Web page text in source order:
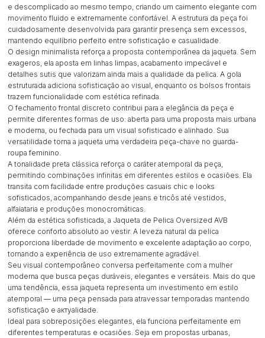
e descomplicado ao mesmo tempo, criando um caimento elegante com
movimento fluido e extremamente confortável. A estrutura da peça foi
cuidadosamente desenvolvida para garantir presença sem excessos,
mantendo equilíbrio perfeito entre sofisticação e casualidade.
O design minimalista reforça a proposta contemporânea da jaqueta. Sem
exageros, ela aposta em linhas limpas, acabamento impecável e
detalhes sutis que valorizam ainda mais a qualidade da pelica. A gola
estruturada adiciona sofisticação ao visual, enquanto os bolsos frontais
trazem funcionalidade com estética refinada.
O fechamento frontal discreto contribui para a elegância da peça e
permite diferentes formas de uso: aberta para uma proposta mais urbana
e moderna, ou fechada para um visual sofisticado e alinhado. Sua
versatilidade torna a jaqueta uma verdadeira peça-chave no guarda-
roupa feminino.
A tonalidade preta clássica reforça o caráter atemporal da peça,
permitindo combinações infinitas em diferentes estilos e ocasiões. Ela
transita com facilidade entre produções casuais chic e looks
sofisticados, acompanhando desde jeans e tricôs até vestidos,
alfaiataria e produções monocromáticas.
Além da estética sofisticada, a Jaqueta de Pelica Oversized AVB
oferece conforto absoluto ao vestir. A leveza natural da pelica
proporciona liberdade de movimento e excelente adaptação ao corpo,
tornando a experiência de uso extremamente agradável.
Seu visual contemporâneo conversa perfeitamente com a mulher
moderna que busca peças duráveis, elegantes e versáteis. Mais do que
uma tendência, essa jaqueta representa um investimento em estilo
atemporal — uma peça pensada para atravessar temporadas mantendo
sofisticação e актуalidade.
Ideal para sobreposições elegantes, ela funciona perfeitamente em
diferentes temperaturas e ocasiões. Seja em propostas urbanas,